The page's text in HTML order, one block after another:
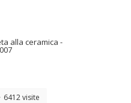
6412 visite